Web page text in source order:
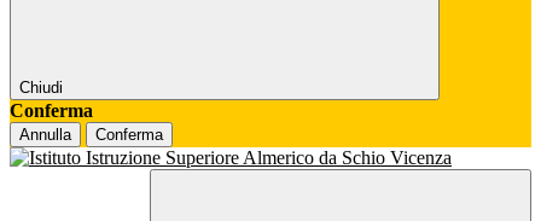
Chiudi
Conferma
Annulla Conferma